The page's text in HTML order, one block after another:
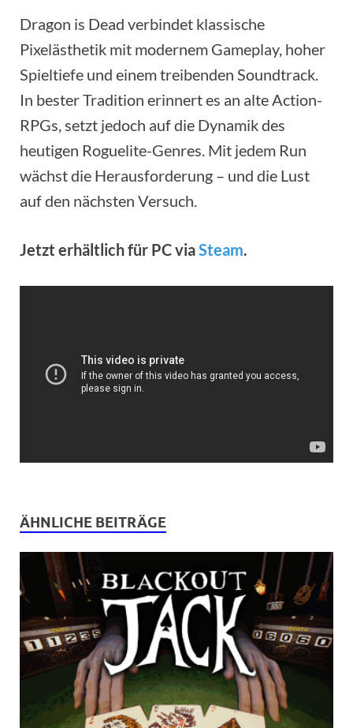
Dragon is Dead verbindet klassische
Pixelästhetik mit modernem Gameplay, hoher
Spieltiefe und einem treibenden Soundtrack.
In bester Tradition erinnert es an alte Action-
RPGs, setzt jedoch auf die Dynamik des
heutigen Roguelite-Genres. Mit jedem Run
wächst die Herausforderung – und die Lust
auf den nächsten Versuch.
Jetzt erhältlich für PC viaSteam.
ÄHNLICHE BEITRÄGE